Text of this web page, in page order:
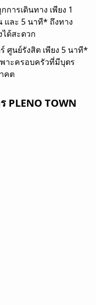
ารเดินทาง เพียง 1
ละ 5 นาที* ถึงทาง
ได้สะดวก
ศูนย์รังสิต เพียง 5 นาที*
พาะครอบครัวที่มีบุตร
คต
PLENO TOWN